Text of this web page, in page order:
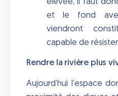
et le fond
viendront
capable de
Rendre la rivière plus
Aujourd’hui l’espace